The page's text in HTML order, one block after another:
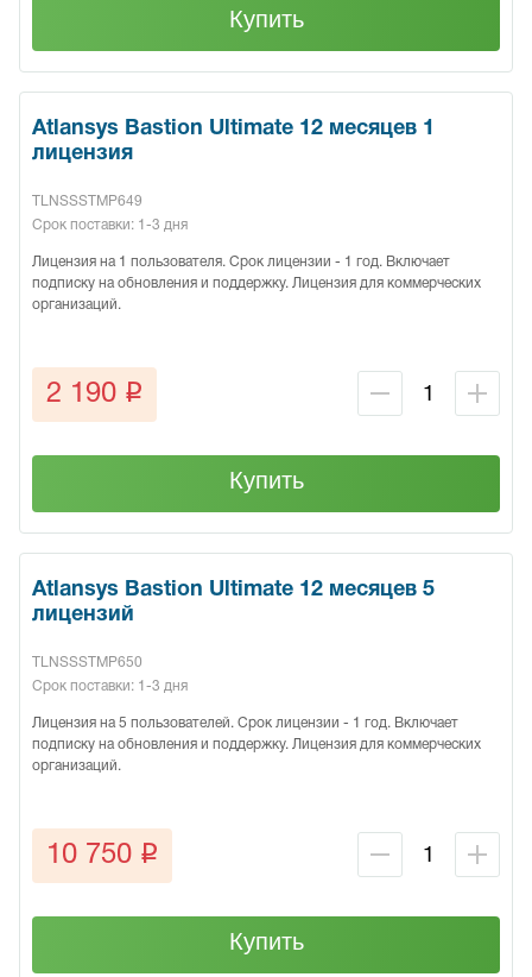
Купить
Atlansys Bastion Ultimate 12 месяцев 1
лицензия
TLNSSSTMP649
Срок поставки: 1-3 дня
Лицензия на 1 пользователя. Срок лицензии - 1 год. Включает
подписку на обновления и поддержку. Лицензия для коммерческих
организаций.
2 190 q
Купить
Atlansys Bastion Ultimate 12 месяцев 5
лицензий
TLNSSSTMP650
Срок поставки: 1-3 дня
Лицензия на 5 пользователей. Срок лицензии - 1 год. Включает
подписку на обновления и поддержку. Лицензия для коммерческих
организаций.
10 750 q
Купить